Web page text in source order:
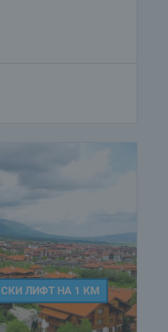
СКИ ЛИФТ НА 1 КМ